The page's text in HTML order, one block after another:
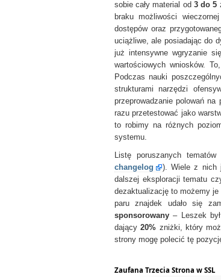
sobie cały material od 3 do 5
braku możliwości
dostępów oraz
uciążliwe, ale posiadając do
już intensywne wgryzanie
wartościowych wniosków.
Podczas nauki
strukturami narzędzi
przeprowadzanie polowań
razu przetestować jako
to robimy na różnych
systemu.
Listę poruszanych
changelog
). Wiele z nich
dalszej eksploracji tematu
dezaktualizację to możemy
paru znajdek udało się
sponsorowany – Leszek
dający20% zniżki, który
strony mogę polecić tę
Zaufana Trzecia Strona w SSL